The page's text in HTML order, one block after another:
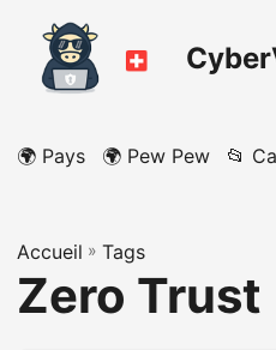
🌍 Pays 🌍 Pew Pew 📂
Accueil » Tags
Zero Trust